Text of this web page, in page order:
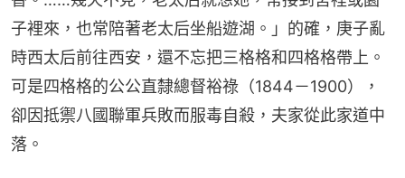
子裡來，也常陪著老太后坐船遊湖。」的確，庚子亂
時西太后前往西安，還不忘把三格格和四格格帶上。
可是四格格的公公直隸總督裕祿（1844－1900），
卻因抵禦八國聯軍兵敗而服毒自殺，夫家從此家道中
落。